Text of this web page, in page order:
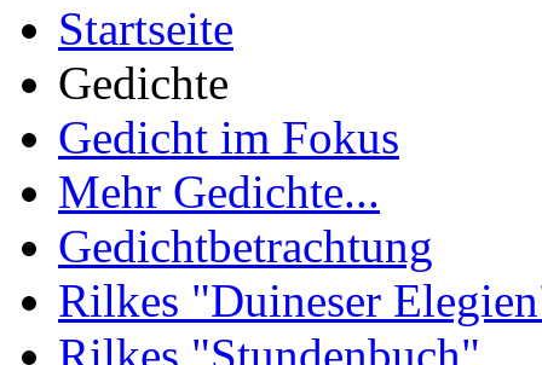
Startseite
Gedichte
Gedicht im Fokus
Mehr Gedichte...
Gedichtbetrachtung
Rilkes "Duineser
Rilkes "Stundenbuch"